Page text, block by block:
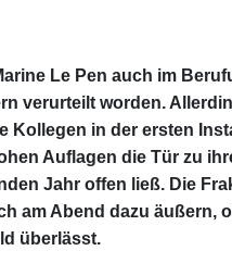
Le Pen auch im
verurteilt worden.
Kollegen in der ersten
Auflagen die Tür zu
Jahr offen ließ. Die
am Abend dazu äußern,
überlässt.